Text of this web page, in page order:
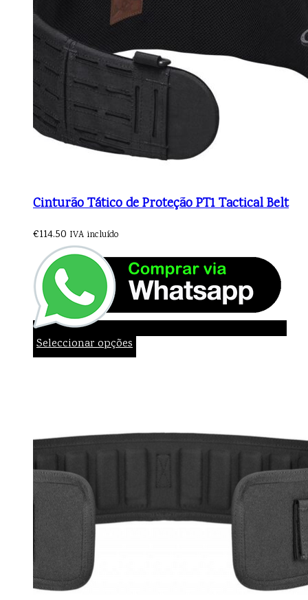
Cinturão Tático de Proteção PT1 Tactical Belt
€114.50 IVA incluído
Seleccionar opções